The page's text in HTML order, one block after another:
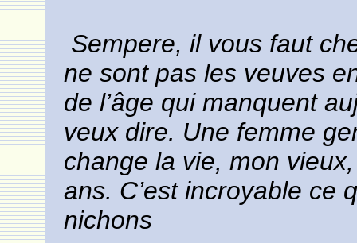
Sempere, il vous faut
ne sont pas les veuves
de l’âge qui manquent
veux dire. Une femme
change la vie, mon
ans. C’est incroyable ce
nichons